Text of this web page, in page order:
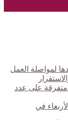
لمواصلة العمل
متفرقة على عدد
في